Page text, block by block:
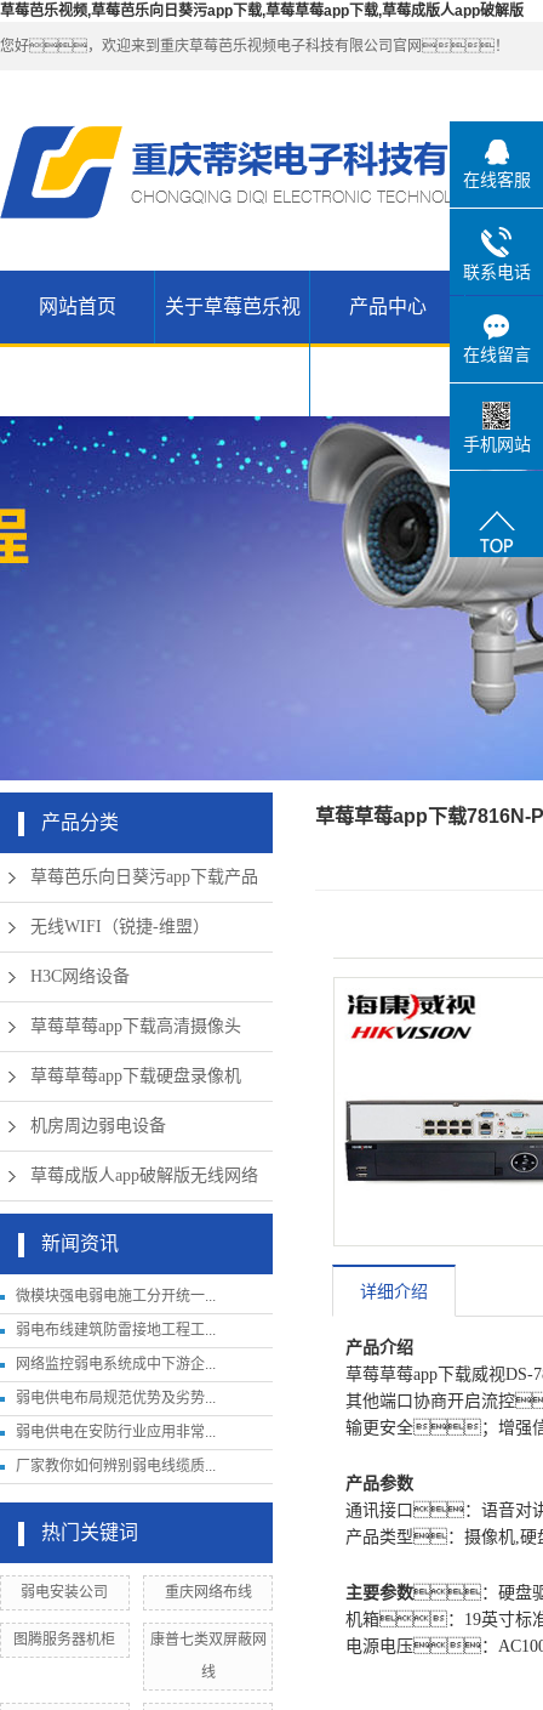
草莓芭乐视频,草莓芭乐向日葵污app下载,草莓草莓app下载,草莓成版人app破解版
您好，欢迎来到重庆草莓芭乐视频电子科技有限公司官网！
网站首页 关于草莓芭乐视
乐视频
产品中心
下载产品
WIFI（锐捷-
维盟）
H3C网络设
备
草莓草莓
app下载高
清摄像头
草莓草莓
app下载硬
盘录像机
机房周边弱
电设备
草莓成版人
产品分类
草莓芭乐向日葵污app下载产品
无线WIFI（锐捷-维盟）
H3C网络设备
草莓草莓app下载高清摄像头
草莓草莓app下载硬盘录像机
机房周边弱电设备
草莓成版人app破解版无线网络
新闻资讯
微模块强电弱电施工分开统一...
弱电布线建筑防雷接地工程工...
网络监控弱电系统成中下游企...
弱电供电布局规范优势及劣势...
弱电供电在安防行业应用非常...
厂家教你如何辨别弱电线缆质...
热门关键词
弱电安装公司 重庆网络布线
图腾服务器机柜
康普七类双屏蔽网
线
草莓草莓app下载7816N-
详细介绍
产品介绍
草莓草莓app下载威视
其他端口协商开启流控
输更安全；增强
产品参数
通讯接口：语音对
产品类型：摄像机,硬
主要参数：硬盘驱
机箱：19英寸标
电源电压：
在线客服
联系电话
在线留言
手机网站